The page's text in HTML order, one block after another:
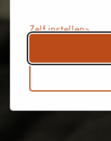
Zelf instellen